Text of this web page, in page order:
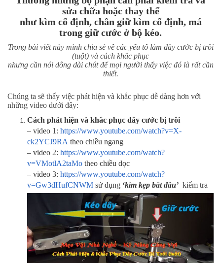
sửa chữa hoặc thay thế
như kìm cố định, chân giữ kìm cố định, má
trong giữ cước ở bộ kéo.
Trong bài viết này mình chia sẻ về các yếu tố làm dây cước bị trôi
(tuột) và cách khắc phục
nhưng cần nói dông dài chút để mọi người thấy việc đó là rất cần
thiết.
Chúng ta sẽ thấy việc phát hiện và khắc phục dễ dàng hơn với
những video dưới đây:
Cách phát hiện và khắc phục dây cước bị trôi
– video 1: https://www.youtube.com/watch?v=X-
ck2YCJ9RA theo chiều ngang
– video 2: https://www.youtube.com/watch?
v=VMotlA2taMo theo chiều dọc
– video 3: https://www.youtube.com/watch?
v=Gw3dHufCNWM sử dụng ‘kìm kẹp bắt đầu’ kiểm tra